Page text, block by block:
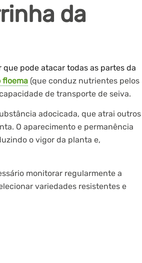
da
pode atacar todas as partes da
floema (que conduz nutrientes pelos
de transporte de seiva.
adocicada, que atrai outros
O aparecimento e permanência
o vigor da planta e,
monitorar regularmente a
variedades resistentes e